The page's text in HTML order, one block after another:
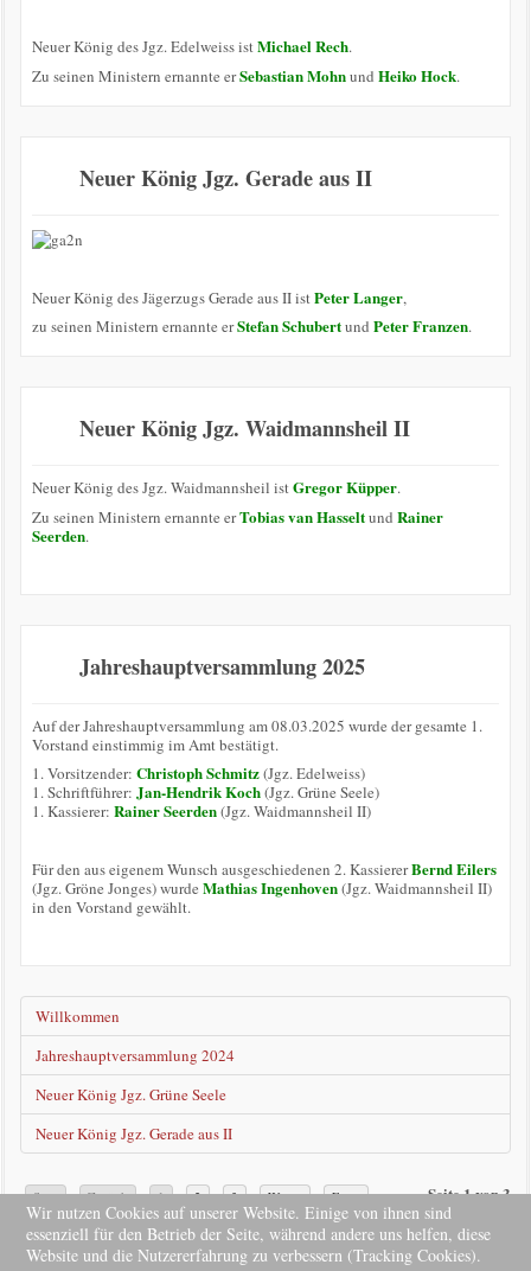
Neuer König des Jgz. Edelweiss istMichael Rech.
Zu seinen Ministern ernannte erSebastian Mohnund Heiko Hock.
Neuer König Jgz. Gerade aus II
Neuer König des Jägerzugs Gerade aus II istPeter Langer,
zu seinen Ministern ernannte erStefan Schubertund Peter Franzen.
Neuer König Jgz. Waidmannsheil II
Neuer König des Jgz. Waidmannsheil istGregor Küpper.
Zu seinen Ministern ernannte erTobias van Hasseltund Rainer
Seerden.
Jahreshauptversammlung 2025
Auf der Jahreshauptversammlung am 08.03.2025 wurde der gesamte 1.
Vorstand einstimmig im Amt bestätigt.
1. Vorsitzender: Christoph Schmitz(Jgz. Edelweiss)
1. Schriftführer: Jan-Hendrik Koch(Jgz. Grüne Seele)
1. Kassierer: Rainer Seerden(Jgz. Waidmannsheil II)
Für den aus eigenem Wunsch ausgeschiedenen 2. KassiererBernd Eilers
(Jgz. Gröne Jonges) wurde Mathias Ingenhoven(Jgz. Waidmannsheil II)
in den Vorstand gewählt.
Willkommen
Jahreshauptversammlung 2024
Neuer König Jgz. Grüne Seele
Neuer König Jgz. Gerade aus II
Seite 1 von 3
Start Zurück 1 2 3 Weiter Ende
Wir nutzen Cookies auf unserer Website. Einige von ihnen sind
essenziell für den Betrieb der Seite, während andere uns helfen, diese
Website und die Nutzererfahrung zu verbessern (Tracking Cookies).